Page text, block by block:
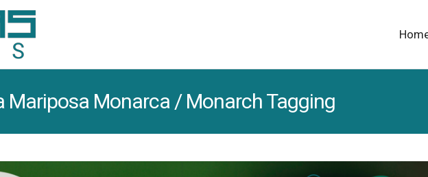
Mariposa Monarca / Monarch Tagging